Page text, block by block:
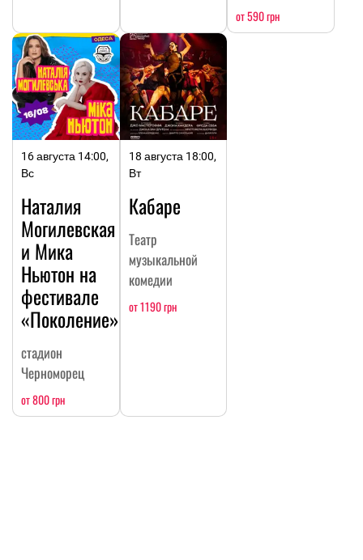
от 590 грн
16 августа 14:00,
Вс
Наталия
Могилевская
и Мика
Ньютон на
фестивале
«Поколение»
стадион
Черноморец
от 800 грн
18 августа 18:00,
Вт
Кабаре
Театр
музыкальной
комедии
от 1190 грн